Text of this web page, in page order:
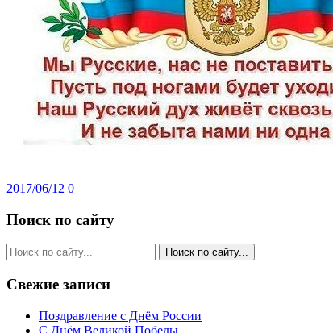
2017/06/12 0
Поиск по сайту
Свежие записи
Поздравление с Днём России
С Днём Великой Победы